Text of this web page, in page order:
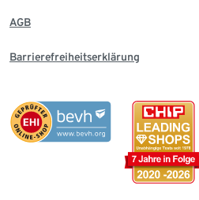
AGB
Barrierefreiheitserklärung